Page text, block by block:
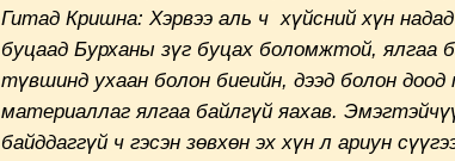
Гитад Кришна: Хэрвээ аль ч хүйсний хүн
буцаад Бурханы зүг буцах боломжтой, ялгаа
түвшинд ухаан болон биеийн, дээд болон доод
материаллаг ялгаа байлгүй яахав.
байддаггүй ч гэсэн зөвхөн эх хүн л ариун